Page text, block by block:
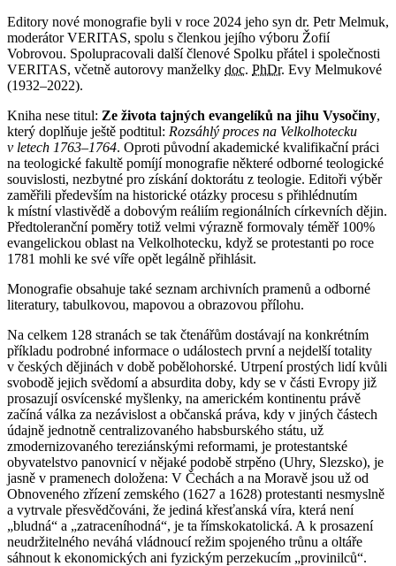
Editory nové monografie byli v roce 2024 jeho syn dr. Petr Melmuk,
moderátor VERITAS, spolu s členkou jejího výboru Žofií
Vobrovou. Spolupracovali další členové Spolku přátel i společnosti
VERITAS, včetně autorovy manželky doc. PhDr. Evy Melmukové
(1932–2022).
Kniha nese titul: Ze života tajných evangelíků na jihu Vysočiny,
který doplňuje ještě podtitul: Rozsáhlý proces na Velkolhotecku
v letech 1763–1764. Oproti původní akademické kvalifikační práci
na teologické fakultě pomíjí monografie některé odborné teologické
souvislosti, nezbytné pro získání doktorátu z teologie. Editoři výběr
zaměřili především na historické otázky procesu s přihlédnutím
k místní vlastivědě a dobovým reáliím regionálních církevních dějin.
Předtoleranční poměry totiž velmi výrazně formovaly téměř 100%
evangelickou oblast na Velkolhotecku, když se protestanti po roce
1781 mohli ke své víře opět legálně přihlásit.
Monografie obsahuje také seznam archivních pramenů a odborné
literatury, tabulkovou, mapovou a obrazovou přílohu.
Na celkem 128 stranách se tak čtenářům dostávají na konkrétním
příkladu podrobné informace o událostech první a nejdelší totality
v českých dějinách v době pobělohorské. Utrpení prostých lidí kvůli
svobodě jejich svědomí a absurdita doby, kdy se v části Evropy již
prosazují osvícenské myšlenky, na americkém kontinentu právě
začíná válka za nezávislost a občanská práva, kdy v jiných částech
údajně jednotně centralizovaného habsburského státu, už
zmodernizovaného tereziánskými reformami, je protestantské
obyvatelstvo panovnicí v nějaké podobě strpěno (Uhry, Slezsko), je
jasně v pramenech doložena: V Čechách a na Moravě jsou už od
Obnoveného zřízení zemského (1627 a 1628) protestanti nesmyslně
a vytrvale přesvědčováni, že jediná křesťanská víra, která není
„bludná“ a „zatraceníhodná“, je ta římskokatolická. A k prosazení
neudržitelného neváhá vládnoucí režim spojeného trůnu a oltáře
sáhnout k ekonomických ani fyzickým perzekucím „provinilců“.